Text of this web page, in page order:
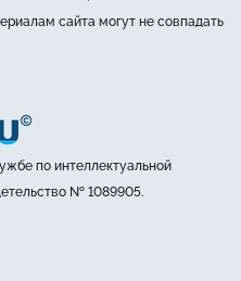
сайта могут не совпадать
по интеллектуальной
№ 1089905.